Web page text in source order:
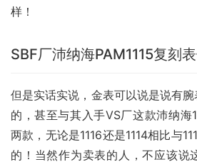
样！
SBF厂沛纳海PAM1115复刻
但是实话实说，金表可以说是说有
的，甚至与其入手VS厂这款沛纳海
两款，无论是1116还是1114相比与
的！当然作为卖表的人，不应该说